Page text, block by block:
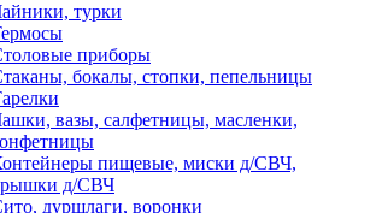
турки
приборы
бокалы, стопки, пепельницы
вазы, салфетницы, масленки,
пищевые, миски д/СВЧ,
д/СВЧ
дуршлаги, воронки